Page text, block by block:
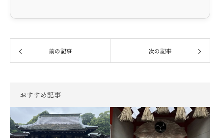
前の記事 次の記事
おすすめ記事